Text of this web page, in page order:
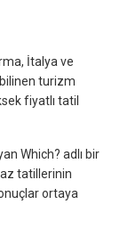
İtalya ve
turizm
fiyatlı tatil
Which? adlı bir
tatillerinin
ortaya